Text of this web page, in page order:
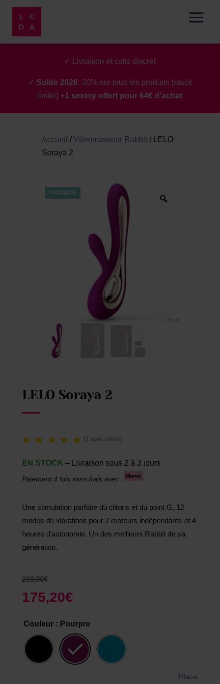
✓ Livraison et colis discret
✓ Solde 2026 -20% sur tous les produits (stock
limité) +1 sextoy offert pour 64€ d’achat
Accueil / Vibromasseur Rabbit/
LELO
Soraya 2
PROMOS
LELO Soraya 2
sur 5
sur
(1 avis client)
EN STOCK – Livraison sous 2 à 3 jours
Paiement 4 fois sans frais avec
Une stimulation parfaite du clitoris et du point G, 12
modes de vibrations pour 2 moteurs indépendants et 4
heures d’autonomie. Un des meilleurs Rabbit de sa
génération.
219,00€
175,20€
Couleur : Pourpre
Effacer